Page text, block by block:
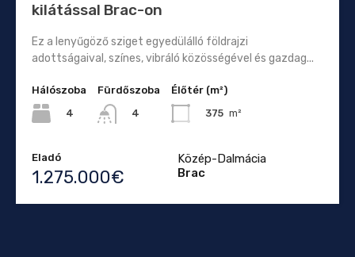
kilátással Brac-on
Ez a lenyűgöző sziget egyedülálló földrajzi
adottságaival, színes, vibráló közösségével és gazdag...
Hálószoba
4
Fürdőszoba
4
Élőtér (m²)
375 m²
Eladó
1.275.000€
Közép-Dalmácia
Brac